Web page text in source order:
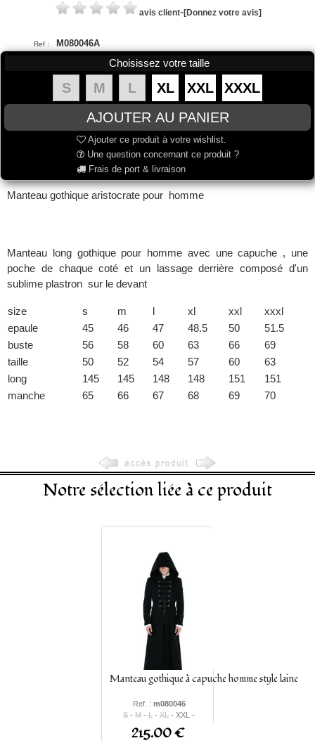
avis client-[Donnez votre avis]
Ref : M080046A
Choisissez votre taille
S M L XL XXL XXXL
Ajouter ce produit à votre wishlist.
Une question concernant ce produit ?
Frais de port & livraison
Manteau gothique aristocrate pour homme
Manteau long gothique pour homme avec une capuche , une
poche de chaque coté et un lassage derrière composé d'un
sublime plastron sur le devant
size s m l xl xxl
xxxl
epaule
45 46 47 48.5 50
51.5
buste
56 58 60 63 66
69
taille
50 52 54 57 60
63
long
145 145 148 148 151
151
manche
65 66 67 68 69 70
Notre sélection liée à ce produit
Manteau gothique à capuche homme style laine
Ref. : m080046
S - M - L - XL - XXL -
XXXL
215.00 €